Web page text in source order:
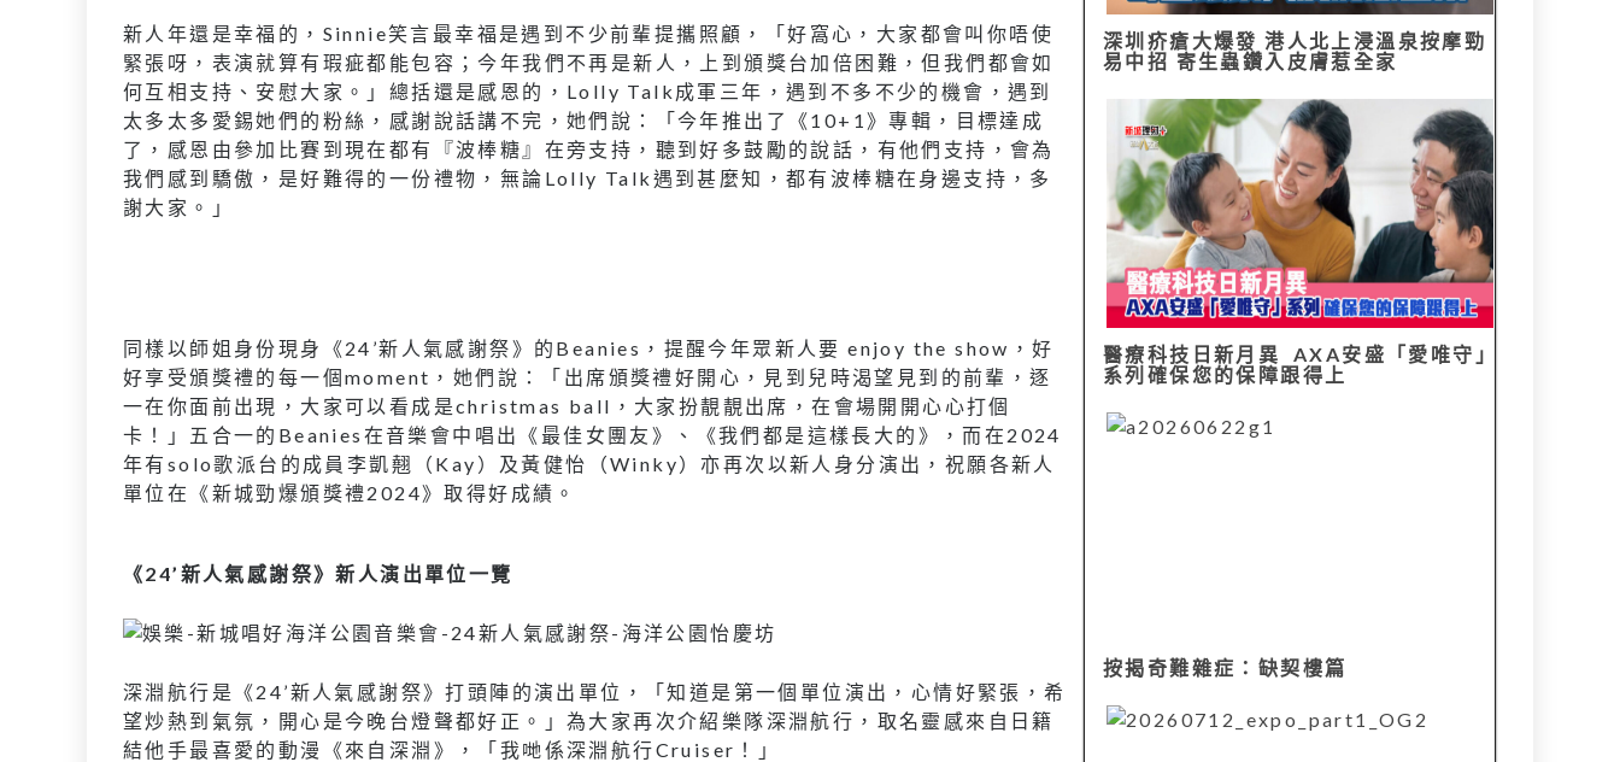
新人年還是幸福的，Sinnie笑言最幸福是遇到不少前輩提攜照顧，「好窩心，大家都會叫你唔使
緊張呀，表演就算有瑕疵都能包容；今年我們不再是新人，上到頒獎台加倍困難，但我們都會如
何互相支持、安慰大家。」總括還是感恩的，Lolly Talk成軍三年，遇到不多不少的機會，遇到
太多太多愛錫她們的粉絲，感謝說話講不完，她們說：「今年推出了《10+1》專輯，目標達成
了，感恩由參加比賽到現在都有『波棒糖』在旁支持，聽到好多鼓勵的說話，有他們支持，會為
我們感到驕傲，是好難得的一份禮物，無論Lolly Talk遇到甚麼知，都有波棒糖在身邊支持，多
謝大家。」
同樣以師姐身份現身《24’新人氣感謝祭》的Beanies，提醒今年眾新人要 enjoy the show，好
好享受頒獎禮的每一個moment，她們說：「出席頒獎禮好開心，見到兒時渴望見到的前輩，逐
一在你面前出現，大家可以看成是christmas ball，大家扮靚靚出席，在會場開開心心打個
卡！」五合一的Beanies在音樂會中唱出《最佳女團友》、《我們都是這樣長大的》，而在2024
年有solo歌派台的成員李凱翹（Kay）及黃健怡（Winky）亦再次以新人身分演出，祝願各新人
單位在《新城勁爆頒獎禮2024》取得好成績。
《24’新人氣感謝祭》新人演出單位一覽
深淵航行是《24’新人氣感謝祭》打頭陣的演出單位，「知道是第一個單位演出，心情好緊張，希
望炒熱到氣氛，開心是今晚台燈聲都好正。」為大家再次介紹樂隊深淵航行，取名靈感來自日籍
結他手最喜愛的動漫《來自深淵》，「我哋係深淵航行Cruiser！」
深圳疥瘡大爆發 港人北上浸溫泉按摩勁
易中招 寄生蟲鑽入皮膚惹全家
醫療科技日新月異 AXA安盛「愛唯守」
系列確保您的保障跟得上
按揭奇難雜症：缺契樓篇